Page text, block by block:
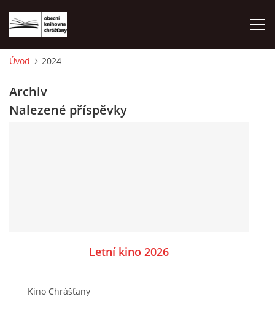
LETNÍ KINO 2026
VIDEA Z DRONU
Úvod 2024
Archiv
Nalezené příspěvky
Letní kino 2026
Kino Chrášťany